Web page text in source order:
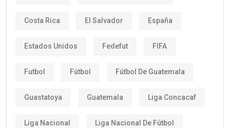
Costa Rica El Salvador España
Estados Unidos Fedefut FIFA
Futbol Fútbol Fútbol De Guatemala
Guastatoya Guatemala Liga Concacaf
Liga Nacional Liga Nacional De Fútbol